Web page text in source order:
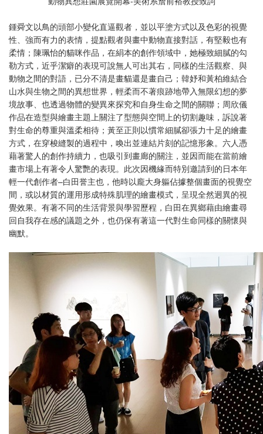
鍾舜文以鳥的頭部小變化直逼觀者，並以平塗方式以及色彩的視覺
性、強而有力的表情，提點觀者與畫中動物直接對話，有堅毅也有
柔情；陳珮怡的貓咪作品，在絹本的創作領域中，她極致細膩的勾
勒方式，近乎潔癖的表現可說無人可出其右，同樣的生活觀察、與
動物之間的對語，已分不清是畫貓還是畫自己；韓妤和黃柏維結合
山水與生物之間的異想世界，輕柔而不著痕跡地帶入無限幻想的夢
境故事、也透過物體的變異來探究和自身生命之間的關聯；周欣儀
作品在造型與繪畫主題上關注了型態與空間上的切割趣味，訴說著
對生命的尊重與溫柔相待；黃至正則以慣常細膩卻張力十足的繪畫
方式，在穿梭縫製的過程中，喚出並連結片刻的記憶形象。六人憑
藉著驚人的創作持續力，也吸引到畫廊的關注，並因而能在當前繪
畫市場上有著令人驚艷的表現。此次因機緣而特別邀請到的日本年
輕一代創作者–白田誉主也，他時以龐大身軀佔據整個畫面的視覺空
間，或以材質的運用形成特殊肌理的繪畫模式，呈現全然迥異的視
覺效果。有著不同的生活背景與學習歷程，白田在異鄉藉由繪畫尋
回自我存在感的議題之外，也仍保有著這一代對生命同樣的關懷與
幽默。